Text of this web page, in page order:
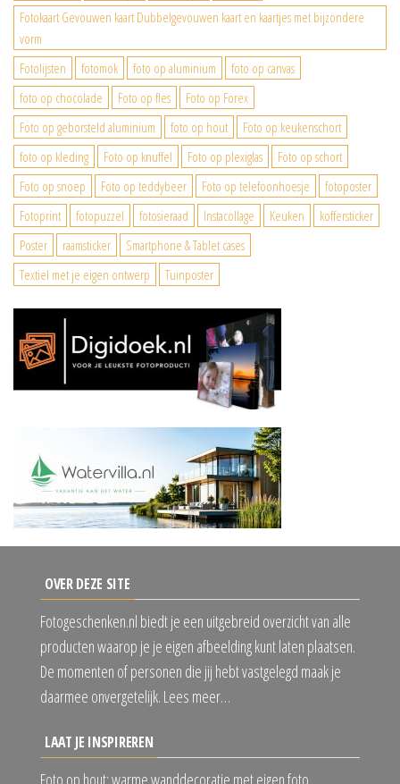
Fotokaart Gevouwen kaart Dubbelgevouwen kaart en kaartjes met bijzondere
vorm
Fotolijsten
fotomok foto op aluminium
foto op canvas
foto op chocolade
Foto op fles
Foto op Forex
Foto op geborsteld aluminium
foto op hout
Foto op keukenschort
foto op kleding
Foto op knuffel Foto op plexiglas
Foto op schort
Foto op snoep
Foto op teddybeer Foto op telefoonhoesje
fotoposter
Fotoprint
fotopuzzel fotosieraad Instacollage Keuken
koffersticker
Poster
raamsticker
Smartphone & Tablet cases
Textiel met je eigen ontwerp
Tuinposter
OVER DEZE SITE
Fotogeschenken.nl biedt je een uitgebreid overzicht van alle
producten waarop je je eigen afbeelding kunt laten plaatsen.
De momenten of personen die jij hebt vastgelegd maak je
daarmee onvergetelijk. Lees meer…
LAAT JE INSPIREREN